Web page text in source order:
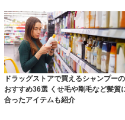
ドラッグストアで買えるシャンプーの
おすすめ36選 くせ毛や剛毛など髪質
合ったアイテムも紹介